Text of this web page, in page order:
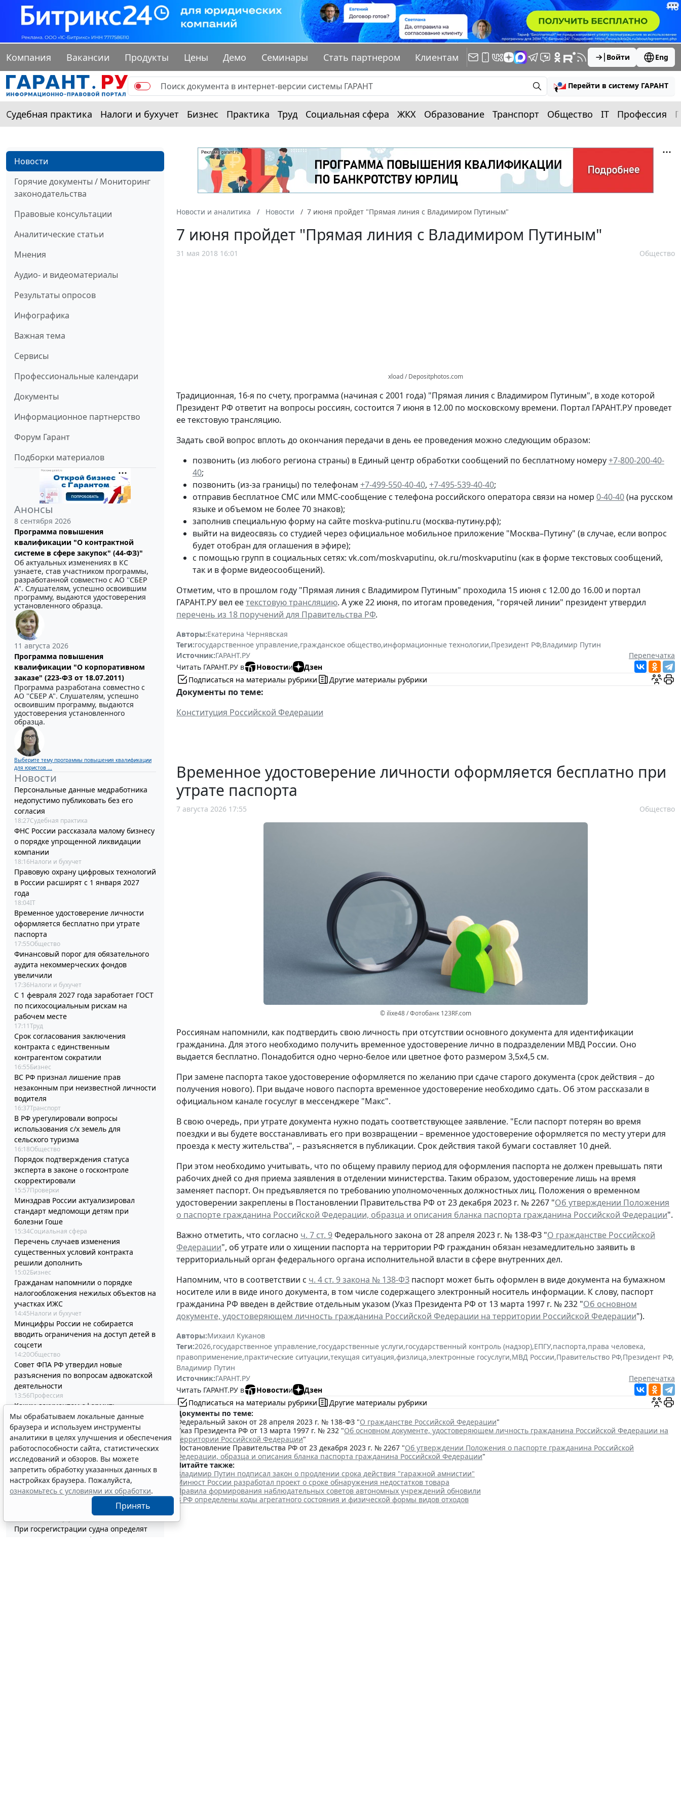
Компания Вакансии Продукты Цены Демо Семинары Стать партнером Клиентам Войти Eng
Перейти в систему ГАРАНТ
Судебная практика Налоги и бухучет Бизнес Практика Труд Социальная сфера ЖКХ Образование Транспорт Общество IT Профессия
Новости
Горячие документы / Мониторинг
законодательства
Правовые консультации
Аналитические статьи
Мнения
Аудио- и видеоматериалы
Результаты опросов
Инфографика
Важная тема
Сервисы
Профессиональные календари
Документы
Информационное партнерство
Форум Гарант
Подборки материалов
Анонсы
8 сентября 2026
Программа повышения
квалификации "О контрактной
системе в сфере закупок" (44-ФЗ)"
Об актуальных изменениях в КС
узнаете, став участником программы,
разработанной совместно с АО ''СБЕР
А". Слушателям, успешно освоившим
программу, выдаются удостоверения
установленного образца.
11 августа 2026
Программа повышения
квалификации "О корпоративном
заказе" (223-ФЗ от 18.07.2011)
Программа разработана совместно с
АО ''СБЕР А". Слушателям, успешно
освоившим программу, выдаются
удостоверения установленного
образца.
Выберите тему программы повышения квалификации
для юристов ...
Новости
Персональные данные медработника
недопустимо публиковать без его
согласия
18:27Судебная практика
ФНС России рассказала малому бизнесу
о порядке упрощенной ликвидации
компании
18:16Налоги и бухучет
Правовую охрану цифровых технологий
в России расширят с 1 января 2027
года
18:04IT
Временное удостоверение личности
оформляется бесплатно при утрате
паспорта
17:55Общество
Финансовый порог для обязательного
аудита некоммерческих фондов
увеличили
17:36Налоги и бухучет
С 1 февраля 2027 года заработает ГОСТ
по психосоциальным рискам на
рабочем месте
17:11Труд
Срок согласования заключения
контракта с единственным
контрагентом сократили
16:55Бизнес
ВС РФ признал лишение прав
незаконным при неизвестной личности
водителя
16:37Транспорт
В РФ урегулировали вопросы
использования с/х земель для
сельского туризма
16:18Общество
Порядок подтверждения статуса
эксперта в законе о госконтроле
скорректировали
15:57Проверки
Минздрав России актуализировал
стандарт медпомощи детям при
болезни Гоше
15:34Социальная сфера
Перечень случаев изменения
существенных условий контракта
решили дополнить
15:02Бизнес
Гражданам напомнили о порядке
налогообложения нежилых объектов на
участках ИЖС
14:45Налоги и бухучет
Минцифры России не собирается
вводить ограничения на доступ детей в
соцсети
14:20Общество
Совет ФПА РФ утвердил новые
разъяснения по вопросам адвокатской
деятельности
13:56Профессия
Каким документом оформить
реклассификацию задолженности
подотчетного лица
13:37Бюджетный учет
Определены особенности включения
частных медорганизаций в реестр
системы ОМС
13:19Социальная сфера
Спецрежим НПД вправе применять
несовершеннолетние в возрасте от 14
При госрегистрации судна определят
соответствие идентифицирующим
Новости и аналитика Новости 7 июня пройдет "Прямая линия с Владимиром Путиным"
7 июня пройдет "Прямая линия с Владимиром Путиным"
31 мая 2018 16:01 Общество
xload / Depositphotos.com
Традиционная, 16-я по счету, программа (начиная с 2001 года) "Прямая линия с Владимиром Путиным", в ходе которой
Президент РФ ответит на вопросы россиян, состоится 7 июня в 12.00 по московскому времени. Портал ГАРАНТ.РУ проведет
ее текстовую трансляцию.
Задать свой вопрос вплоть до окончания передачи в день ее проведения можно следующим образом:
позвонить (из любого региона страны) в Единый центр обработки сообщений по бесплатному номеру+7-800-200-40-
40;
позвонить (из-за границы) по телефонам +7-499-550-40-40, +7-495-539-40-40;
отправив бесплатное СМС или ММС-сообщение с телефона российского оператора связи на номер 0-40-40(на русском
языке и объемом не более 70 знаков);
заполнив специальную форму на сайте moskva-putinu.ru (москва-путину.рф);
выйти на видеосвязь со студией через официальное мобильное приложение "Москва–Путину" (в случае, если вопрос
будет отобран для оглашения в эфире);
с помощью групп в социальных сетях: vk.com/moskvaputinu, ok.ru/moskvaputinu (как в форме текстовых сообщений,
так и в форме видеосообщений).
Отметим, что в прошлом году "Прямая линия с Владимиром Путиным" проходила 15 июня с 12.00 до 16.00 и портал
ГАРАНТ.РУ вел еетекстовую трансляцию. А уже 22 июня, по итогам проведения, "горячей линии" президент утвердил
перечень из 18 поручений для Правительства РФ.
Авторы:Екатерина Чернявская
Теги:государственное управление,гражданское общество,информационные технологии,Президент РФ,Владимир Путин
Источник:ГАРАНТ.РУ
Перепечатка
Читать ГАРАНТ.РУ в
Новостии
Дзен
Подписаться на материалы рубрики
Другие материалы рубрики
Документы по теме:
Конституция Российской Федерации
Временное удостоверение личности оформляется бесплатно при
утрате паспорта
7 августа 2026 17:55 Общество
© ilixe48 / Фотобанк 123RF.com
Россиянам напомнили, как подтвердить свою личность при отсутствии основного документа для идентификации
гражданина. Для этого необходимо получить временное удостоверение лично в подразделении МВД России. Оно
выдается бесплатно. Понадобится одно черно-белое или цветное фото размером 3,5x4,5 см.
При замене паспорта такое удостоверение оформляется по желанию при сдаче старого документа (срок действия – до
получения нового). При выдаче нового паспорта временное удостоверение необходимо сдать. Об этом рассказали в
официальном канале госуслуг в мессенджере "Макс".
В свою очередь, при утрате документа нужно подать соответствующее заявление. "Если паспорт потерян во время
поездки и вы будете восстанавливать его при возвращении – временное удостоверение оформляется по месту утери для
проезда к месту жительства", – разъясняется в публикации. Срок действия такой бумаги составляет 10 дней.
При этом необходимо учитывать, что по общему правилу период для оформления паспорта не должен превышать пяти
рабочих дней со дня приема заявления в отделении министерства. Таким образом, удостоверение лишь на время
заменяет паспорт. Он предъявляется по требованию уполномоченных должностных лиц. Положения о временном
удостоверении закреплены в Постановлении Правительства РФ от 23 декабря 2023 г. № 2267 "Об утверждении Положения
о паспорте гражданина Российской Федерации, образца и описания бланка паспорта гражданина Российской Федерации".
Важно отметить, что согласно ч. 7 ст. 9Федерального закона от 28 апреля 2023 г. № 138-ФЗ "О гражданстве Российской
Федерации", об утрате или о хищении паспорта на территории РФ гражданин обязан незамедлительно заявить в
территориальный орган федерального органа исполнительной власти в сфере внутренних дел.
Напомним, что в соответствии с ч. 4 ст. 9 закона № 138-ФЗ паспорт может быть оформлен в виде документа на бумажном
носителе или в виде иного документа, в том числе содержащего электронный носитель информации. К слову, паспорт
гражданина РФ введен в действие отдельным указом (Указ Президента РФ от 13 марта 1997 г. № 232 "Об основном
документе, удостоверяющем личность гражданина Российской Федерации на территории Российской Федерации").
Авторы:Михаил Куканов
Теги:2026,государственное управление,государственные услуги,государственный контроль (надзор),ЕПГУ,паспорта,права человека,
правоприменение,практические ситуации,текущая ситуация,физлица,электронные госуслуги,МВД России,Правительство РФ,Президент РФ,
Владимир Путин
Источник:ГАРАНТ.РУ
Перепечатка
Читать ГАРАНТ.РУ в
Новостии
Дзен
Подписаться на материалы рубрики
Другие материалы рубрики
Документы по теме:
Федеральный закон от 28 апреля 2023 г. № 138-ФЗ "О гражданстве Российской Федерации"
Указ Президента РФ от 13 марта 1997 г. № 232 "Об основном документе, удостоверяющем личность гражданина Российской Федерации на
территории Российской Федерации"
Постановление Правительства РФ от 23 декабря 2023 г. № 2267 "Об утверждении Положения о паспорте гражданина Российской
Федерации, образца и описания бланка паспорта гражданина Российской Федерации"
Читайте также:
Владимир Путин подписал закон о продлении срока действия "гаражной амнистии"
Минюст России разработал проект о сроке обнаружения недостатков товара
Правила формирования наблюдательных советов автономных учреждений обновили
В РФ определены коды агрегатного состояния и физической формы видов отходов
Мы обрабатываем локальные данные
браузера и используем инструменты
аналитики в целях улучшения и обеспечения
работоспособности сайта, статистических
исследований и обзоров. Вы можете
запретить обработку указанных данных в
настройках браузера. Пожалуйста,
ознакомьтесь с условиями их обработки.
Принять